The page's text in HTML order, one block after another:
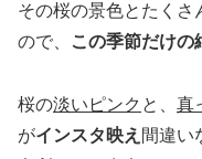
その桜の景色とたくさ
ので、
この季節だけの
桜の淡いピンク と、 真
がインスタ映え 間違い